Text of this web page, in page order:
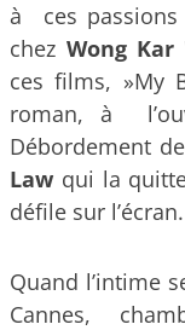
à ces passions
chez Wong Kar
ces films, »My
roman, à
Débordement
Law qui la
défile sur l’écran.
Quand l’intime
Cannes,